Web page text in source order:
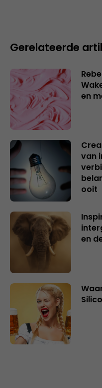
Gerelateerde
en
van
ooit
en